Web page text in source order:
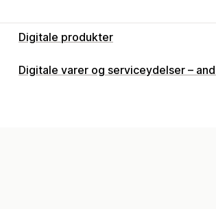
Digitale produkter
Produkttyper
Digitale varer og serviceydelser –